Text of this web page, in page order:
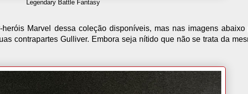
Legendary Battle Fantasy
Marvel dessa coleção disponíveis, mas nas imagens abaixo
contrapartes Gulliver. Embora seja nítido que não se trata da